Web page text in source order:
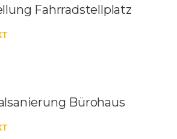
Fahrradstellplatz
Bürohaus